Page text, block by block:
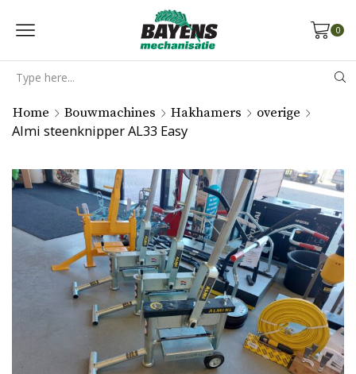
0
Home Bouwmachines Hakhamers overige
Almi steenknipper AL33 Easy